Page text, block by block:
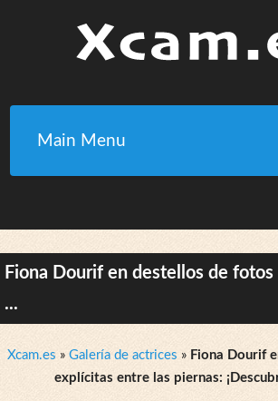
Main Menu
Fiona Dourif en destellos de
...
Xcam.es » Galería de actrices » Fiona Dourif
explícitas entre las piernas: